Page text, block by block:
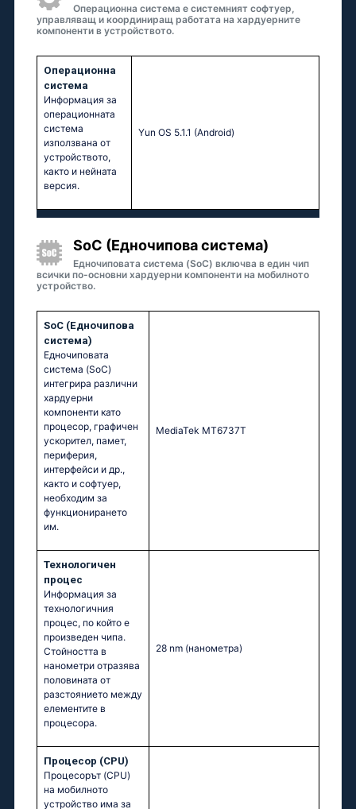
Операционна система е системният софтуер,
управляващ и координиращ работата на хардуерните
компоненти в устройството.
Операционна
система
Информация за
операционната
система
използвана от
устройството,
както и нейната
версия.
Yun OS 5.1.1 (Android)
SoC (Едночипова система)
Едночиповата система (SoC) включва в един чип
всички по-основни хардуерни компоненти на мобилното
устройство.
SoC (Едночипова
система)
Едночиповата
система (SoC)
интегрира различни
хардуерни
компоненти като
процесор, графичен
ускорител, памет,
периферия,
интерфейси и др.,
както и софтуер,
необходим за
функционирането
им.
MediaTek MT6737T
Технологичен
процес
Информация за
технологичния
процес, по който е
произведен чипа.
Стойността в
нанометри отразява
половината от
разстоянието между
елементите в
процесора.
28 nm (нанометра)
Процесор (CPU)
Процесорът (CPU)
на мобилното
устройство има за